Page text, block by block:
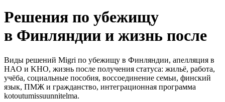
Решения по убежищу
в Финляндии и жизнь после
Виды решений Migri по убежищу в Финляндии, апелляция в
HAO и KHO, жизнь после получения статуса: жильё, работа,
учёба, социальные пособия, воссоединение семьи, финский
язык, ПМЖ и гражданство, интеграционная программа
kotoutumissuunnitelma.